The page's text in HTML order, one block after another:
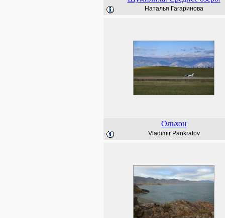
Наталья Гагаринова
Ольхон
Vladimir Pankratov